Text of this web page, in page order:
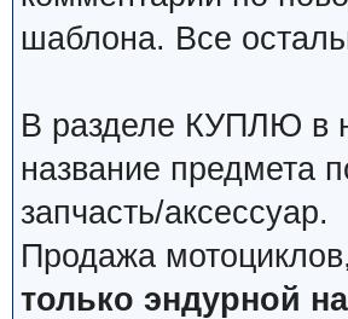
шаблона. Все
В разделе КУПЛЮ в
название предмета
запчасть/аксессуар.
Продажа
только эндурной